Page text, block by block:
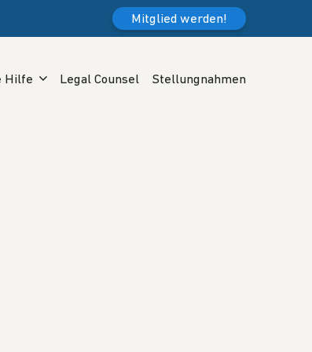
Mitglied werden!
Hilfe Legal Counsel Stellungnahmen